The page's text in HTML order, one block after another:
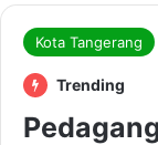
Kota Tangerang
Trending